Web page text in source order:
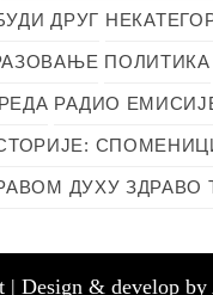
ДРУГ
ПОЛИТИКА
РАДИО
ДУХУ ЗДРАВО
| Design & develop by